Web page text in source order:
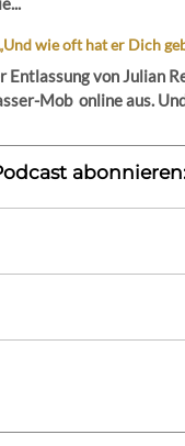
wie oft hat er Dich
Entlassung von Julian
Mob online aus.